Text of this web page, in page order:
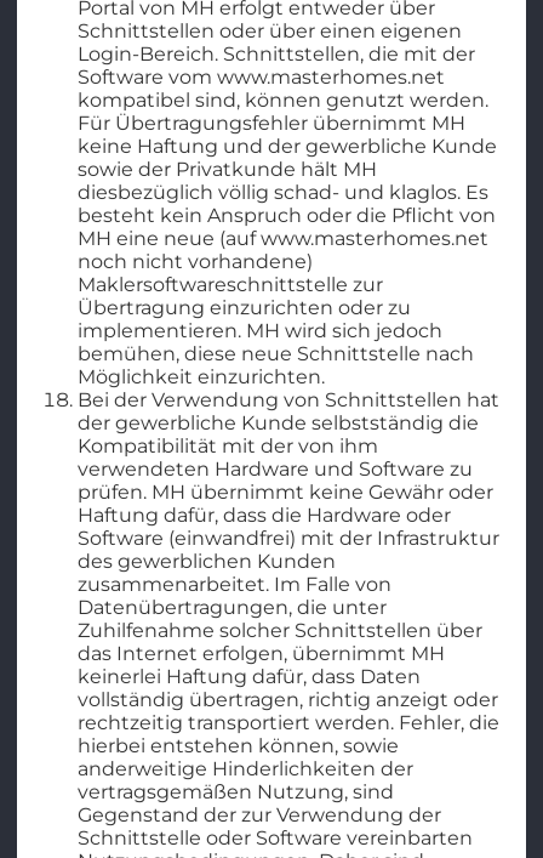
Portal von MH erfolgt entweder über
Schnittstellen oder über einen eigenen
Login-Bereich. Schnittstellen, die mit der
Software vom www.masterhomes.net
kompatibel sind, können genutzt werden.
Für Übertragungsfehler übernimmt MH
keine Haftung und der gewerbliche Kunde
sowie der Privatkunde hält MH
diesbezüglich völlig schad- und klaglos. Es
besteht kein Anspruch oder die Pflicht von
MH eine neue (auf www.masterhomes.net
noch nicht vorhandene)
Maklersoftwareschnittstelle zur
Übertragung einzurichten oder zu
implementieren. MH wird sich jedoch
bemühen, diese neue Schnittstelle nach
Möglichkeit einzurichten.
Bei der Verwendung von Schnittstellen hat
der gewerbliche Kunde selbstständig die
Kompatibilität mit der von ihm
verwendeten Hardware und Software zu
prüfen. MH übernimmt keine Gewähr oder
Haftung dafür, dass die Hardware oder
Software (einwandfrei) mit der Infrastruktur
des gewerblichen Kunden
zusammenarbeitet. Im Falle von
Datenübertragungen, die unter
Zuhilfenahme solcher Schnittstellen über
das Internet erfolgen, übernimmt MH
keinerlei Haftung dafür, dass Daten
vollständig übertragen, richtig anzeigt oder
rechtzeitig transportiert werden. Fehler, die
hierbei entstehen können, sowie
anderweitige Hinderlichkeiten der
vertragsgemäßen Nutzung, sind
Gegenstand der zur Verwendung der
Schnittstelle oder Software vereinbarten